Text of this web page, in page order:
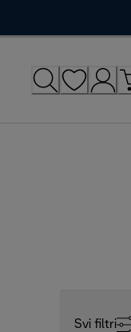
Svi filtri